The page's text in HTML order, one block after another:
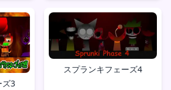
ズ3
スプランキフェーズ4